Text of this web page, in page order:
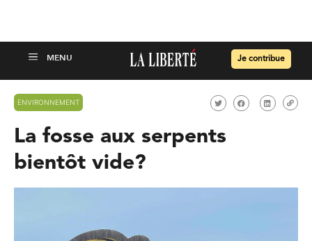
Je contribue
ENVIRONNEMENT
La fosse aux serpents
bientôt vide?